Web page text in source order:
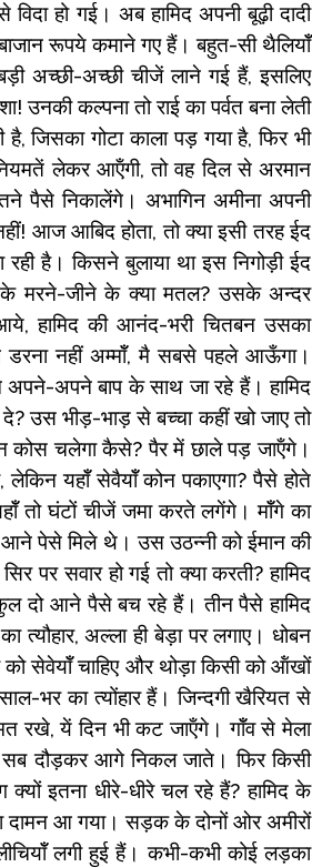
हो गई। अब हामिद अपनी बूढ़ी दादी
रूपये कमाने गए हैं। बहुत-सी थैलियॉँ
अच्छी-अच्छी चीजें लाने गई हैं, इसलिए
उनकी कल्पना तो राई का पर्वत बना लेती
है, जिसका गोटा काला पड़ गया है, फिर भी
लेकर आऍंगी, तो वह दिल से अरमान
पैसे निकालेंगे। अभागिन अमीना अपनी
आज आबिद होता, तो क्या इसी तरह ईद
है। किसने बुलाया था इस निगोड़ी ईद
के मरने-जीने के क्या मतल? उसके अन्दर
हामिद की आनंद-भरी चितबन उसका
डरना नहीं अम्मॉँ, मै सबसे पहले आऊँगा।
अपने-अपने बाप के साथ जा रहे हैं। हामिद
उस भीड़-भाड़ से बच्चा कहीं खो जाए तो
कोस चलेगा कैसे? पैर में छाले पड़ जाऍंगे।
यहॉँ सेवैयॉँ कोन पकाएगा? पैसे होते
तो घंटों चीजें जमा करते लगेंगे। मॉँगे का
पेसे मिले थे। उस उठन्नी को ईमान की
पर सवार हो गई तो क्या करती? हामिद
दो आने पैसे बच रहे हैं। तीन पैसे हामिद
अल्ला ही बेड़ा पर लगाए। धोबन
सेवेयॉँ चाहिए और थोड़ा किसी को ऑंखों
भर का त्योंहार हैं। जिन्दगी खैरियत से
रखे, यें दिन भी कट जाऍंगे। गॉँव से मेला
दौड़कर आगे निकल जाते। फिर किसी
इतना धीरे-धीरे चल रहे हैं? हामिद के
आ गया। सड़क के दोनों ओर अमीरों
लगी हुई हैं। कभी-कभी कोई लड़का